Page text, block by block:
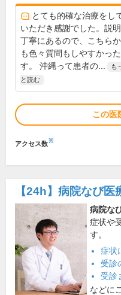
とても的確な治療をし
いただき感謝でした。説
丁寧にあるので、こちら
も色々質問もしやすかっ
す。 沖縄って患者の...
も
と読む
この医
アクセス数※
【24h】 病院なび医
病院な
症状や
す。
症状
受診
受診
などに